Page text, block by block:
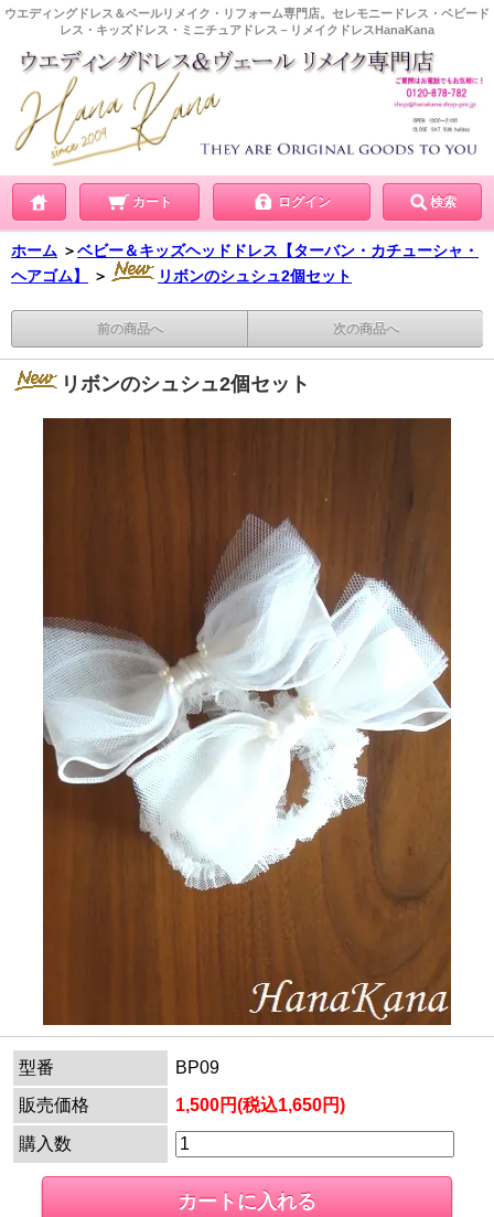
ウエディングドレス＆ベールリメイク・リフォーム専門店。セレモニードレス・ベビード
レス・キッズドレス・ミニチュアドレス－リメイクドレスHanaKana
カート ログイン 検索
ホーム ＞ベビー＆キッズヘッドドレス【ターバン・カチューシャ・
ヘアゴム】
＞ リボンのシュシュ2個セット
前の商品へ 次の商品へ
リボンのシュシュ2個セット
型番
BP09
販売価格
1,500円(税込1,650円)
購入数